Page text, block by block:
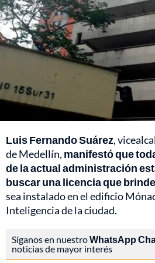
Luis Fernando Suárez,
de Medellín, manifestó que
de la actual administración
buscar una licencia que
sea instalado en el edificio
Inteligencia de la ciudad.
Síganos en nuestroWhatsApp
noticias de mayor interés